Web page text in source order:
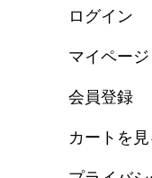
ログイン
マイページ
会員登録
カートを見